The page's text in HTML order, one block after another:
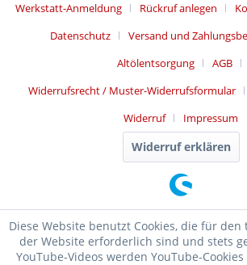
Werkstatt-Anmeldung
Rückruf anlegen
Datenschutz
Versand und
Altölentsorgung
AGB
Widerrufsrecht / Muster-Widerrufsformular
Widerruf
Impressum
Widerruf erklären
Diese Website benutzt Cookies, die für
der Website erforderlich sind und stets
YouTube-Videos werden YouTube-